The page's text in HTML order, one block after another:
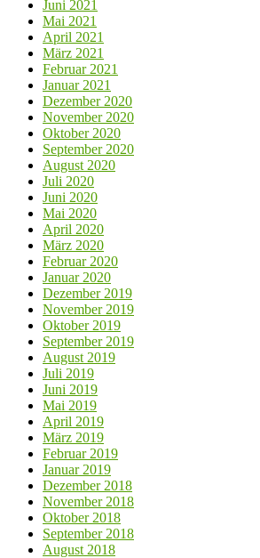
Juni 2021
Mai 2021
April 2021
März 2021
Februar 2021
Januar 2021
Dezember 2020
November 2020
Oktober 2020
September 2020
August 2020
Juli 2020
Juni 2020
Mai 2020
April 2020
März 2020
Februar 2020
Januar 2020
Dezember 2019
November 2019
Oktober 2019
September 2019
August 2019
Juli 2019
Juni 2019
Mai 2019
April 2019
März 2019
Februar 2019
Januar 2019
Dezember 2018
November 2018
Oktober 2018
September 2018
August 2018